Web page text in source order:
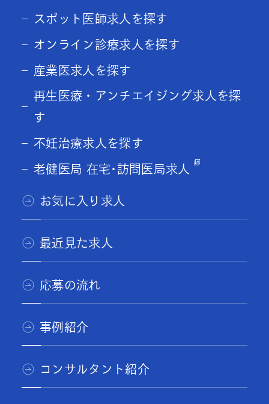
スポット医師求人を探す
オンライン診療求人を探す
産業医求人を探す
再生医療・アンチエイジング求人を探
す
不妊治療求人を探す
老健医局 在宅･訪問医局求人
お気に入り求人
最近見た求人
応募の流れ
事例紹介
コンサルタント紹介